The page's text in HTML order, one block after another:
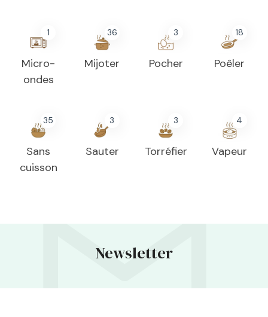
1
Micro-
ondes
36
Mijoter
3
Pocher
18
Poêler
35
Sans
cuisson
3
Sauter
3
Torréfier
4
Vapeur
Newsletter